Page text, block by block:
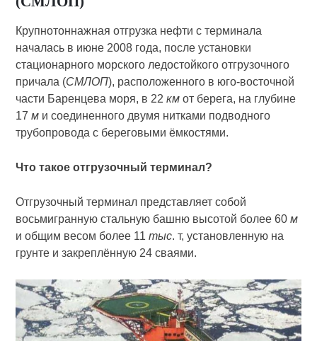
Крупнотоннажная отгрузка нефти с терминала
началась в июне 2008 года, после установки
стационарного морского ледостойкого отгрузочного
причала (СМЛОП), расположенного в юго-восточной
части Баренцева моря, в 22км от берега, на глубине
17м и соединенного двумя нитками подводного
трубопровода с береговыми ёмкостями.
Что такое отгрузочный терминал?
Отгрузочный терминал представляет собой
восьмигранную стальную башню высотой более 60м
и общим весом более 11тыс. т, установленную на
грунте и закреплённую 24 сваями.